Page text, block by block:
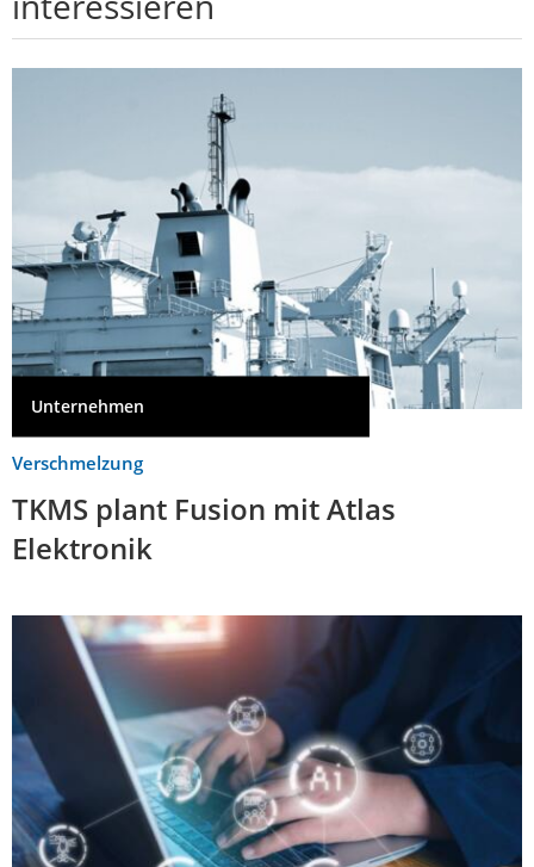
Unternehmen
Verschmelzung
TKMS plant Fusion mit Atlas
Elektronik